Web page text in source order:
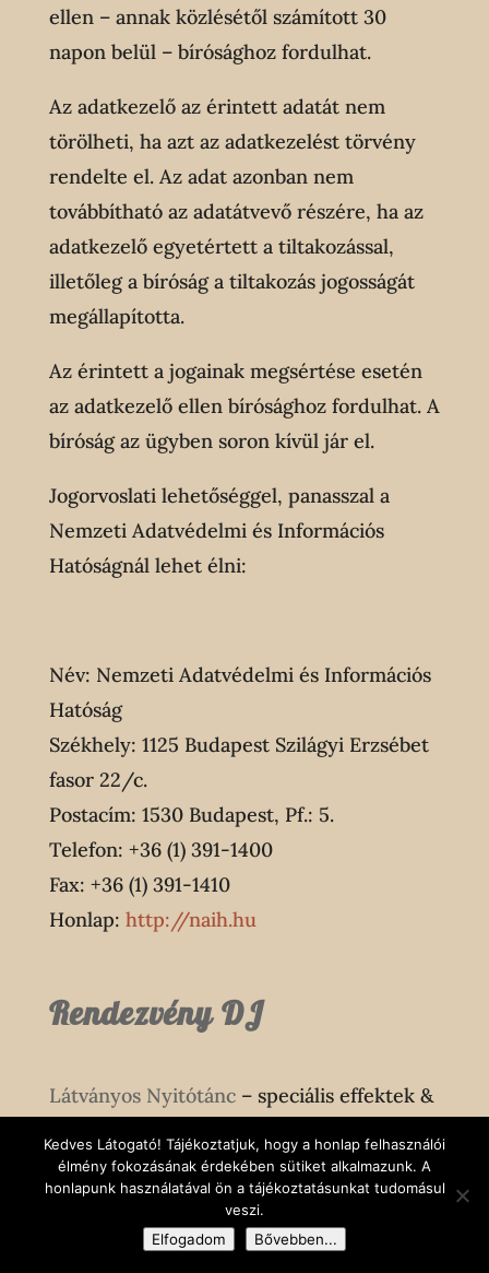
ellen – annak közlésétől számított 30
napon belül – bírósághoz fordulhat.
Az adatkezelő az érintett adatát nem
törölheti, ha azt az adatkezelést törvény
rendelte el. Az adat azonban nem
továbbítható az adatátvevő részére, ha az
adatkezelő egyetértett a tiltakozással,
illetőleg a bíróság a tiltakozás jogosságát
megállapította.
Az érintett a jogainak megsértése esetén
az adatkezelő ellen bírósághoz fordulhat. A
bíróság az ügyben soron kívül jár el.
Jogorvoslati lehetőséggel, panasszal a
Nemzeti Adatvédelmi és Információs
Hatóságnál lehet élni:
Név: Nemzeti Adatvédelmi és Információs
Hatóság
Székhely: 1125 Budapest Szilágyi Erzsébet
fasor 22/c.
Postacím: 1530 Budapest, Pf.: 5.
Telefon: +36 (1) 391-1400
Fax: +36 (1) 391-1410
Honlap: http://naih.hu
Rendezvény DJ
Látványos Nyitótánc– speciális effektek &
Rendezvény DJ– a zenei hangulat
Kedves Látogató! Tájékoztatjuk, hogy a honlap felhasználói
élmény fokozásának érdekében sütiket alkalmazunk. A
honlapunk használatával ön a tájékoztatásunkat tudomásul
veszi.
Elfogadom
Bővebben...